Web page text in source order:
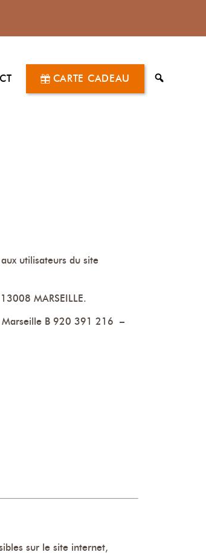
CARTE CADEAU
utilisateurs du site
MARSEILLE.
Marseille B 920 391 216 –
sur le site internet,